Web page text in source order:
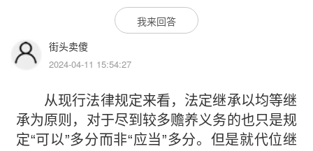
我来回答
街头卖傻
2024-04-11 15:54:27
从现行法律规定来看，法定继承以均等继
承为原则，对于尽到较多赡养义务的也只是规
定“可以”多分而非“应当”多分。但是就代位继